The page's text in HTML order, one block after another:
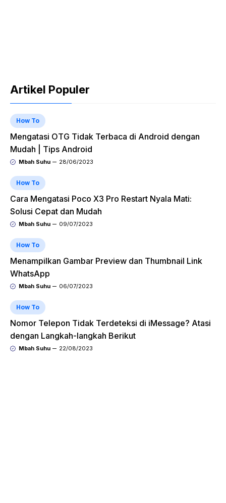
Artikel Populer
How To
Mengatasi OTG Tidak Terbaca di Android dengan
Mudah | Tips Android
Mbah Suhu 28/06/2023
How To
Cara Mengatasi Poco X3 Pro Restart Nyala Mati:
Solusi Cepat dan Mudah
Mbah Suhu 09/07/2023
How To
Menampilkan Gambar Preview dan Thumbnail Link
WhatsApp
Mbah Suhu 06/07/2023
How To
Nomor Telepon Tidak Terdeteksi di iMessage? Atasi
dengan Langkah-langkah Berikut
Mbah Suhu 22/08/2023